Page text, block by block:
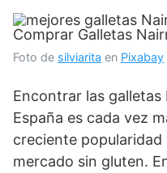
Foto de silviarita en Pixabay
Encontrar las galletas
España es cada vez
creciente popularidad
mercado sin gluten.